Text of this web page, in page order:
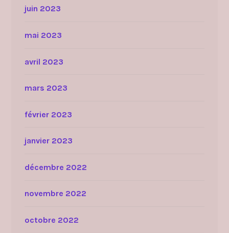
juin 2023
mai 2023
avril 2023
mars 2023
février 2023
janvier 2023
décembre 2022
novembre 2022
octobre 2022